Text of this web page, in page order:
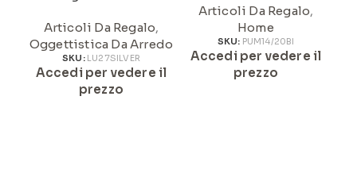
Articoli Da Regalo,
Oggettistica Da Arredo
SKU: LU27SILVER
Accedi per vedere il
prezzo
Articoli Da Regalo,
Home
SKU: PUM14/20BI
Accedi per vedere il
prezzo